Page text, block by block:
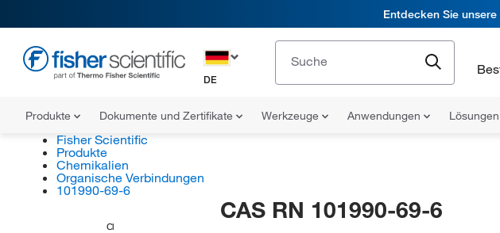
Entdecken Sie
DE
Produkte Dokumente und Zertifikate Werkzeuge Anwendungen
Fisher Scientific
Produkte
Chemikalien
Organische Verbindungen
101990-69-6
Cl
CAS RN 101990-69-6